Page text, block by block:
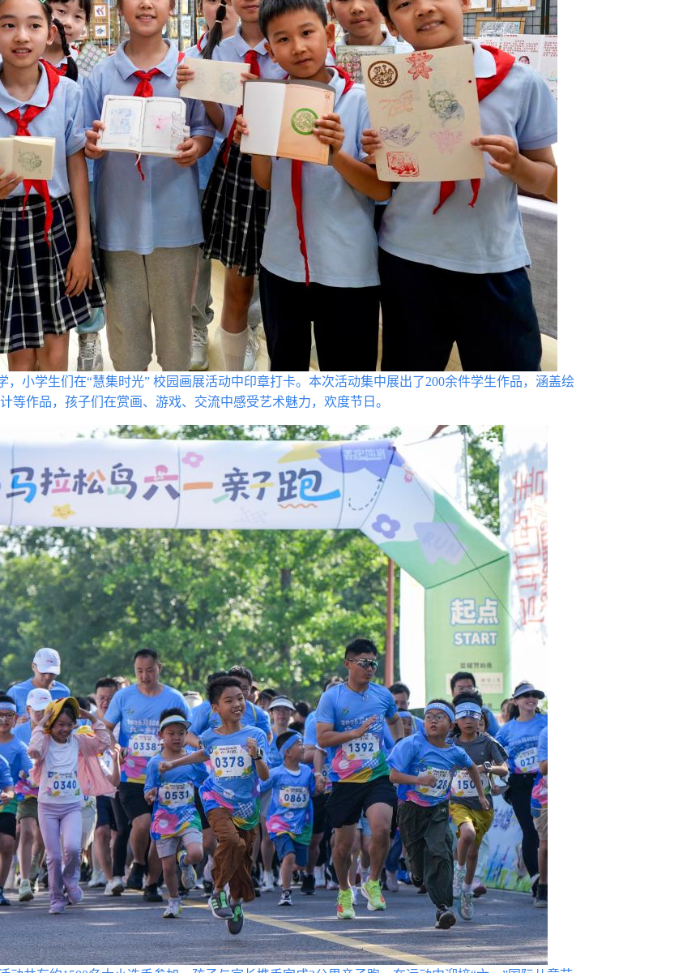
小学生们在“慧集时光” 校园画展活动中印章打卡。本次活动集中展出了200余件学生作品，涵盖绘
等作品，孩子们在赏画、游戏、交流中感受艺术魅力，欢度节日。